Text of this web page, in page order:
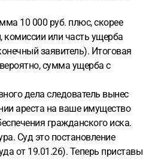
10 000 руб. плюс, скорее
комиссии или часть ущерба
заявитель). Итоговая
сумма ущерба с
дела следователь вынес
ареста на ваше имущество
гражданского иска.
Суд это постановление
от 19.01.26). Теперь приставы